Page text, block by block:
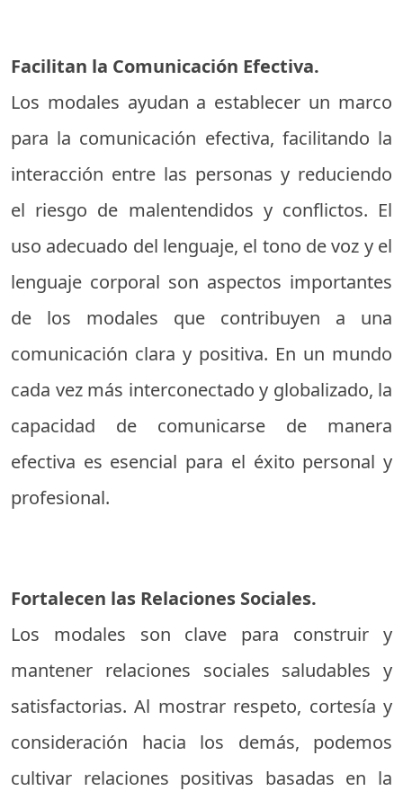
Facilitan la Comunicación Efectiva.
Los modales ayudan a establecer un marco
para la comunicación efectiva, facilitando la
interacción entre las personas y reduciendo
el riesgo de malentendidos y conflictos. El
uso adecuado del lenguaje, el tono de voz y el
lenguaje corporal son aspectos importantes
de los modales que contribuyen a una
comunicación clara y positiva. En un mundo
cada vez más interconectado y globalizado, la
capacidad de comunicarse de manera
efectiva es esencial para el éxito personal y
profesional.
Fortalecen las Relaciones Sociales.
Los modales son clave para construir y
mantener relaciones sociales saludables y
satisfactorias. Al mostrar respeto, cortesía y
consideración hacia los demás, podemos
cultivar relaciones positivas basadas en la